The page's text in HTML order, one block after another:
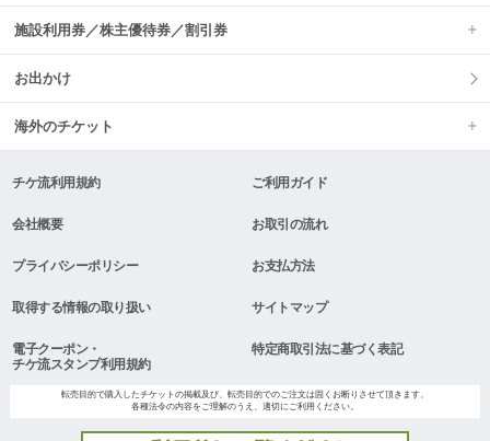
施設利用券／株主優待券／割引券
お出かけ
海外のチケット
チケ流利用規約 ご利用ガイド
会社概要 お取引の流れ
プライバシーポリシー お支払方法
取得する情報の取り扱い サイトマップ
電子クーポン・
チケ流スタンプ利用規約
特定商取引法に基づく表記
転売目的で購入したチケットの掲載及び、転売目的でのご注文は固くお断りさせて頂きます。
各種法令の内容をご理解のうえ、適切にご利用ください。